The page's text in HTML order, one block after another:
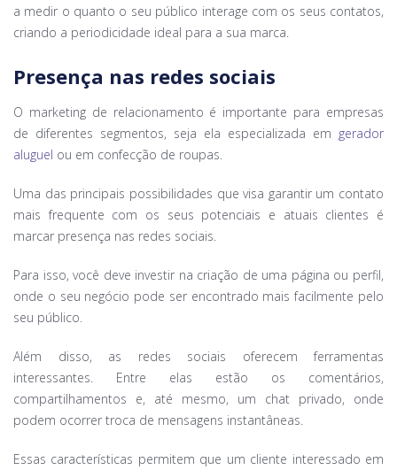
a medir o quanto o seu público interage com os seus contatos,
criando a periodicidade ideal para a sua marca.
Presença nas redes sociais
O marketing de relacionamento é importante para empresas
de diferentes segmentos, seja ela especializada em gerador
aluguel ou em confecção de roupas.
Uma das principais possibilidades que visa garantir um contato
mais frequente com os seus potenciais e atuais clientes é
marcar presença nas redes sociais.
Para isso, você deve investir na criação de uma página ou perfil,
onde o seu negócio pode ser encontrado mais facilmente pelo
seu público.
Além disso, as redes sociais oferecem ferramentas
interessantes. Entre elas estão os comentários,
compartilhamentos e, até mesmo, um chat privado, onde
podem ocorrer troca de mensagens instantâneas.
Essas características permitem que um cliente interessado em